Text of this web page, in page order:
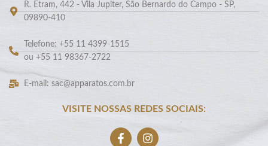
R. Etram, 442 - Vila Jupiter, São Bernardo do Campo - SP,
09890-410
Telefone: +55 11 4399-1515
ou +55 11 98367-2722
E-mail: sac@apparatos.com.br
VISITE NOSSAS REDES SOCIAIS: